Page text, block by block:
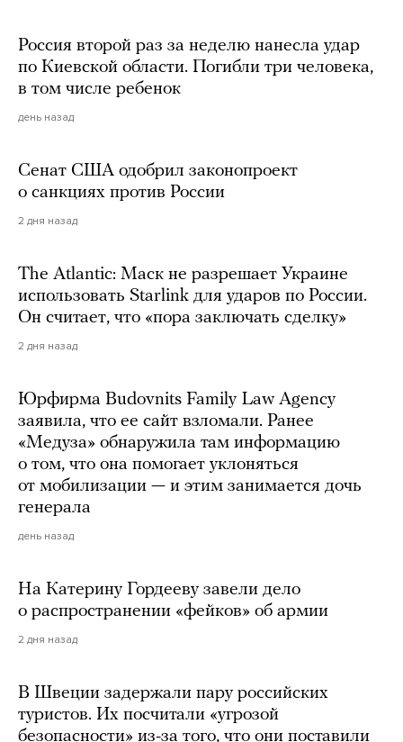
Россия второй раз за неделю нанесла удар
по Киевской области. Погибли три человека,
в том числе ребенок
день назад
Сенат США одобрил законопроект
о санкциях против России
2 дня назад
The Atlantic: Маск не разрешает Украине
использовать Starlink для ударов по России.
Он считает, что «пора заключать сделку»
2 дня назад
Юрфирма Budovnits Family Law Agency
заявила, что ее сайт взломали. Ранее
«Медуза» обнаружила там информацию
о том, что она помогает уклоняться
от мобилизации — и этим занимается дочь
генерала
день назад
На Катерину Гордееву завели дело
о распространении «фейков» об армии
2 дня назад
В Швеции задержали пару российских
туристов. Их посчитали «угрозой
безопасности» из-за того, что они поставили